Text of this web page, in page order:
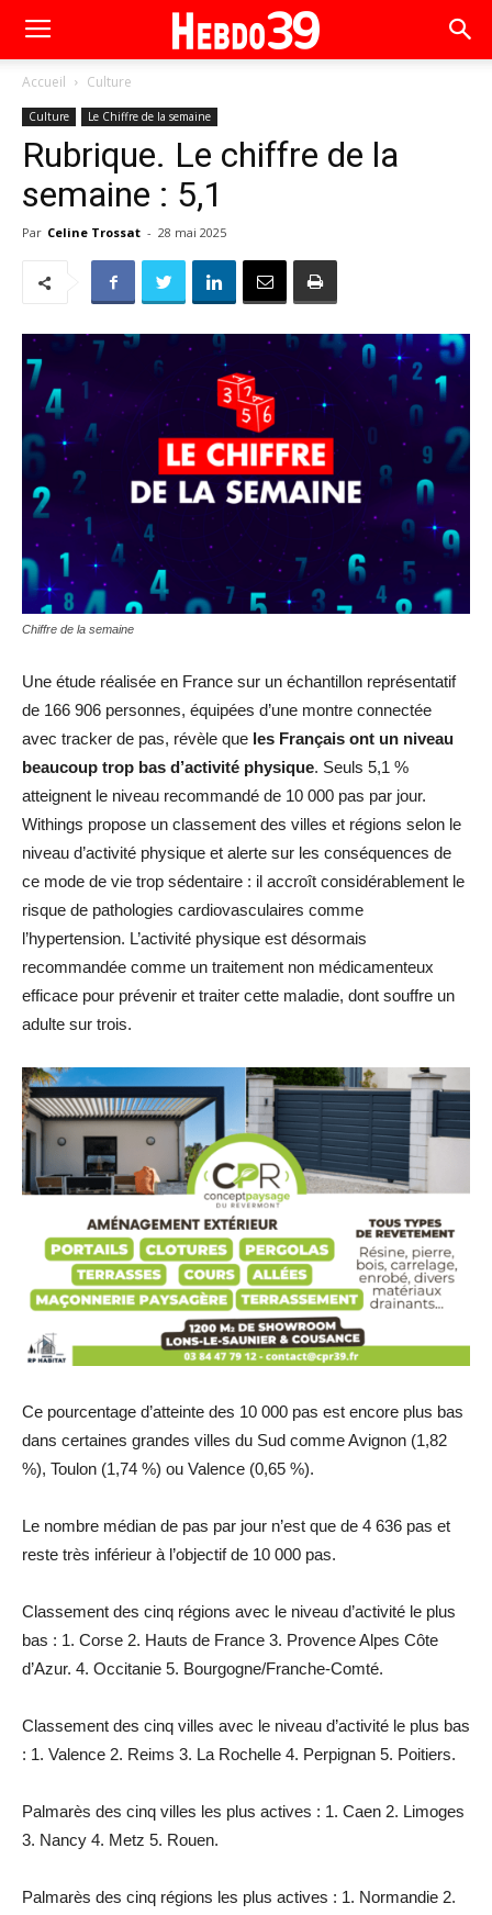
Accueil Culture
Culture Le Chiffre de la semaine
Rubrique. Le chiffre de la
semaine : 5,1
Par Celine Trossat - 28 mai 2025
Chiffre de la semaine
Une étude réalisée en France sur un échantillon représentatif
de 166 906 personnes, équipées d’une montre connectée
avec tracker de pas, révèle que les Français ont un niveau
beaucoup trop bas d’activité physique. Seuls 5,1 %
atteignent le niveau recommandé de 10 000 pas par jour.
Withings propose un classement des villes et régions selon le
niveau d’activité physique et alerte sur les conséquences de
ce mode de vie trop sédentaire : il accroît considérablement le
risque de pathologies cardiovasculaires comme
l’hypertension. L’activité physique est désormais
recommandée comme un traitement non médicamenteux
efficace pour prévenir et traiter cette maladie, dont souffre un
adulte sur trois.
Ce pourcentage d’atteinte des 10 000 pas est encore plus bas
dans certaines grandes villes du Sud comme Avignon (1,82
%), Toulon (1,74 %) ou Valence (0,65 %).
Le nombre médian de pas par jour n’est que de 4 636 pas et
reste très inférieur à l’objectif de 10 000 pas.
Classement des cinq régions avec le niveau d’activité le plus
bas : 1. Corse 2. Hauts de France 3. Provence Alpes Côte
d’Azur. 4. Occitanie 5. Bourgogne/Franche-Comté.
Classement des cinq villes avec le niveau d’activité le plus bas
: 1. Valence 2. Reims 3. La Rochelle 4. Perpignan 5. Poitiers.
Palmarès des cinq villes les plus actives : 1. Caen 2. Limoges
3. Nancy 4. Metz 5. Rouen.
Palmarès des cinq régions les plus actives : 1. Normandie 2.